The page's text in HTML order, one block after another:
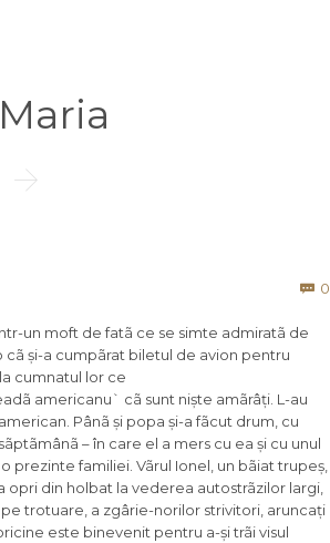

 0
un moft de fatã ce se simte admiratã de
și-a cumpãrat biletul de avion pentru
cumnatul lor ce
americanu` cã sunt niște amãrâți. L-au
Pânã și popa și-a fãcut drum, cu
– în care el a mers cu ea și cu unul
prezinte familiei. Vãrul Ionel, un bãiat trupeș,
opri din holbat la vederea autostrãzilor largi,
trotuare, a zgârie-norilor strivitori, aruncați
este binevenit pentru a-și trãi visul